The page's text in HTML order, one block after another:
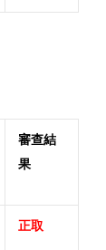
審查結
果
正取